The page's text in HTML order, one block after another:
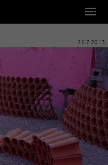
26.7.2013